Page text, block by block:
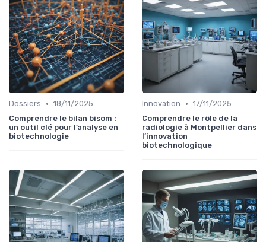
Dossiers • 18/11/2025
Comprendre le bilan bisom :
un outil clé pour l’analyse en
biotechnologie
Innovation • 17/11/2025
Comprendre le rôle de la
radiologie à Montpellier dans
l’innovation
biotechnologique